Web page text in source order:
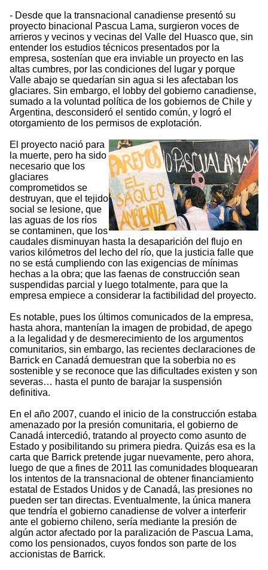
- Desde que la transnacional canadiense presentó su
proyecto binacional Pascua Lama, surgieron voces de
arrieros y vecinos y vecinas del Valle del Huasco que, sin
entender los estudios técnicos presentados por la
empresa, sostenían que era inviable un proyecto en las
altas cumbres, por las condiciones del lugar y porque
Valle abajo se quedarían sin agua si les afectaban los
glaciares. Sin embargo, el lobby del gobierno canadiense,
sumado a la voluntad política de los gobiernos de Chile y
Argentina, desconsideró el sentido común, y logró el
otorgamiento de los permisos de explotación.
El proyecto nació para
la muerte, pero ha sido
necesario que los
glaciares
comprometidos se
destruyan, que el tejido
social se lesione, que
las aguas de los ríos
se contaminen, que los
caudales disminuyan hasta la desaparición del flujo en
varios kilómetros del lecho del río, que la justicia falle que
no se está cumpliendo con las exigencias de mínimas
hechas a la obra; que las faenas de construcción sean
suspendidas parcial y luego totalmente, para que la
empresa empiece a considerar la factibilidad del proyecto.
Es notable, pues los últimos comunicados de la empresa,
hasta ahora, mantenían la imagen de probidad, de apego
a la legalidad y de desmerecimiento de los argumentos
comunitarios, sin embargo, las recientes declaraciones de
Barrick en Canadá demuestran que la soberbia no es
sostenible y se reconoce que las dificultades existen y son
severas… hasta el punto de barajar la suspensión
definitiva.
En el año 2007, cuando el inicio de la construcción estaba
amenazado por la presión comunitaria, el gobierno de
Canadá intercedió, tratando al proyecto como asunto de
Estado y posibilitando su primera piedra. Quizás esa es la
carta que Barrick pretende jugar nuevamente, pero ahora,
luego de que a fines de 2011 las comunidades bloquearan
los intentos de la transnacional de obtener financiamiento
estatal de Estados Unidos y de Canadá, las presiones no
pueden ser tan directas. Eventualmente, la única manera
que tendría el gobierno canadiense de volver a interferir
ante el gobierno chileno, sería mediante la presión de
algún actor afectado por la paralización de Pascua Lama,
como los pensionados, cuyos fondos son parte de los
accionistas de Barrick.